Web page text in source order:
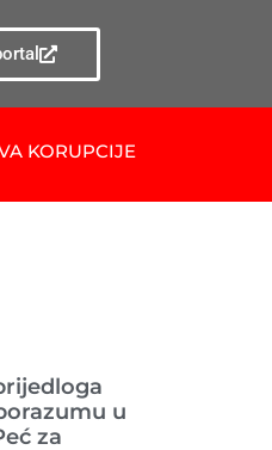
KORUPCIJE
u
za